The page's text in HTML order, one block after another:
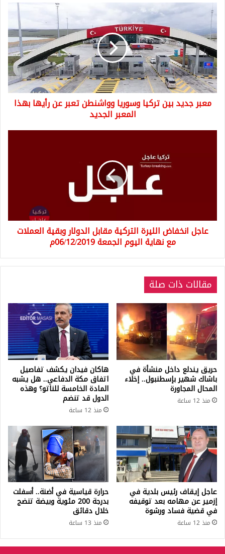
معبر
جديد
بين
تركيا
وسوريا
وواشنطن
تعبر
عن
رأيها
بهذا
معبر جديد بين تركيا وسوريا وواشنطن تعبر عن رأيها بهذا
المعبر الجديد
مع
نهاية
06/12/2019م
عاجل انخفاض الليرة التركية مقابل الدولار وبقية العملات
مع نهاية اليوم الجمعة 06/12/2019م
مقالات ذات صلة
حريق يندلع داخل منشأة في
باشاك شهير بإسطنبول.. إخلاء
المحال المجاورة
منذ 12 ساعة
هاكان فيدان يكشف تفاصيل
اتفاق مكة الدفاعي.. هل يشبه
المادة الخامسة للناتو؟ وهذه
الدول قد تنضم
منذ 12 ساعة
عاجل إيقاف رئيس بلدية في
إزمير عن مهامه بعد توقيفه
في قضية فساد ورشوة
منذ 12 ساعة
حرارة قياسية في أضنة.. أسفلت
بدرجة 200 مئوية وبيضة تنضج
خلال دقائق
منذ 13 ساعة